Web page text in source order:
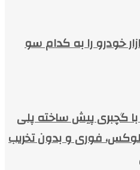
خودرو را به کدام سو
با گچبری پیش ساخته پلی
لوکس، فوری و بدون تخریب